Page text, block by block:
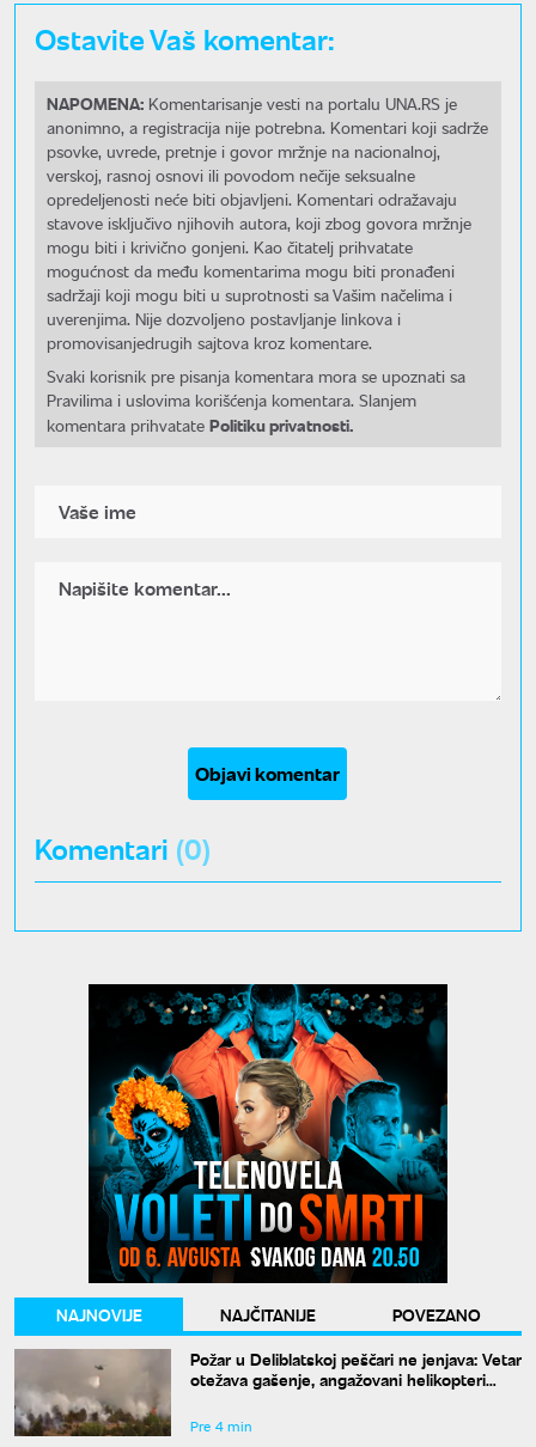
Ostavite Vaš komentar:
NAPOMENA: Komentarisanje vesti na portalu UNA.RS je
anonimno, a registracija nije potrebna. Komentari koji sadrže
psovke, uvrede, pretnje i govor mržnje na nacionalnoj,
verskoj, rasnoj osnovi ili povodom nečije seksualne
opredeljenosti neće biti objavljeni. Komentari odražavaju
stavove isključivo njihovih autora, koji zbog govora mržnje
mogu biti i krivično gonjeni. Kao čitatelj prihvatate
mogućnost da među komentarima mogu biti pronađeni
sadržaji koji mogu biti u suprotnosti sa Vašim načelima i
uverenjima. Nije dozvoljeno postavljanje linkova i
promovisanjedrugih sajtova kroz komentare.
Svaki korisnik pre pisanja komentara mora se upoznati sa
Pravilima i uslovima korišćenja komentara. Slanjem
komentara prihvatate Politiku privatnosti.
Objavi komentar
Komentari (0)
NAJNOVIJE NAJČITANIJE
POVEZANO
Požar u Deliblatskoj peščari ne jenjava: Vetar
otežava gašenje, angažovani helikopteri
Pre 4 min